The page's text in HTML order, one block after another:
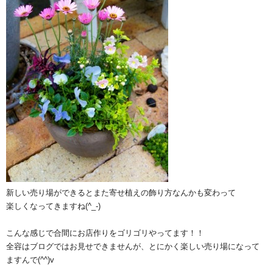
新しい売り場ができるとまた寄せ植えの飾り方なんかも変わって
楽しくなってきますね(^_-)
こんな感じで合間にお店作りをゴリゴリやってます！！
全容はブログではお見せできませんが、とにかく楽しい売り場になって
ますんで(^^)v